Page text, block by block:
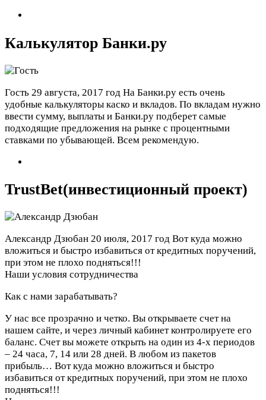
Калькулятор Банки.ру
Гость 29 августа, 2017 год На Банки.ру есть очень
удобные калькуляторы каско и вкладов. По вкладам нужно
ввести сумму, выплаты и Банки.ру подберет самые
подходящие предложения на рынке с процентными
ставками по убывающей. Всем рекомендую.
TrustBet(инвестиционный проект)
Александр Дзюбан 20 июля, 2017 год Вот куда можно
вложиться и быстро избавиться от кредитных поручений,
при этом не плохо подняться!!!
Наши условия сотрудничества
Как с нами зарабатывать?
У нас все прозрачно и четко. Вы открываете счет на
нашем сайте, и через личный кабинет контролируете его
баланс. Счет вы можете открыть на один из 4-х периодов
– 24 часа, 7, 14 или 28 дней. В любом из пакетов
прибыль… Вот куда можно вложиться и быстро
избавиться от кредитных поручений, при этом не плохо
подняться!!!